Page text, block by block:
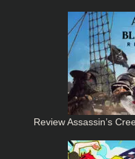
Review Assassin’s